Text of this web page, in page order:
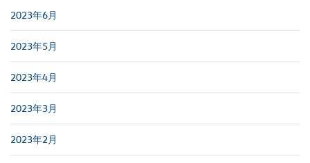
2023年6月
2023年5月
2023年4月
2023年3月
2023年2月